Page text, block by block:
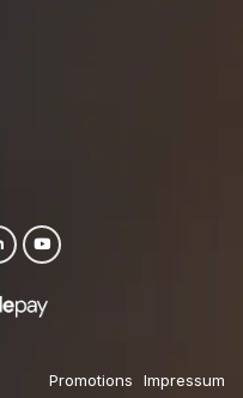
Promotions Impressum